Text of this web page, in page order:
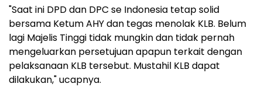
"Saat ini DPD dan DPC se Indonesia tetap solid
bersama Ketum AHY dan tegas menolak KLB. Belum
lagi Majelis Tinggi tidak mungkin dan tidak pernah
mengeluarkan persetujuan apapun terkait dengan
pelaksanaan KLB tersebut. Mustahil KLB dapat
dilakukan," ucapnya.